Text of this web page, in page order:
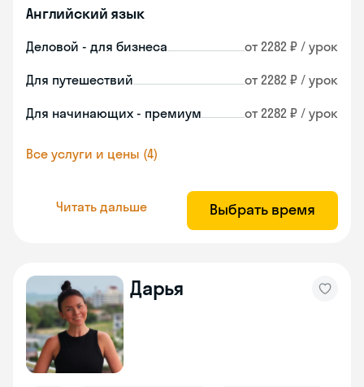
Английский язык
Деловой - для бизнеса от 2282 ₽ / урок
Для путешествий от 2282 ₽ / урок
Для начинающих - премиум от 2282 ₽ / урок
Все услуги и цены (4)
Читать дальше Выбрать время
Дарья